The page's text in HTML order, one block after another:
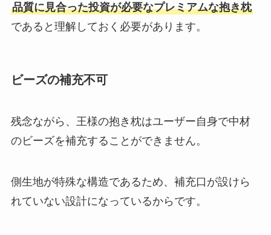
品質に見合った投資が必要なプレミアムな抱き枕
であると理解しておく必要があります。
ビーズの補充不可
残念ながら、王様の抱き枕はユーザー自身で中材
のビーズを補充することができません。
側生地が特殊な構造であるため、補充口が設けら
れていない設計になっているからです。